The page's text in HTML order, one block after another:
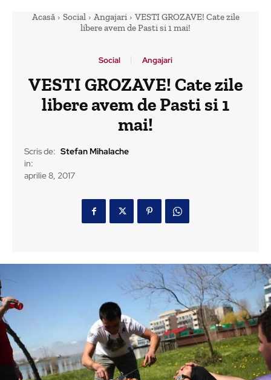
Acasă Social Angajari
VESTI GROZAVE! Cate zile
libere avem de Pasti si 1 mai!
Social Angajari
VESTI GROZAVE! Cate zile
libere avem de Pasti si 1
mai!
Scris de: Stefan Mihalache
in:
aprilie 8, 2017